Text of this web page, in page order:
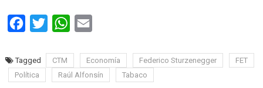
Facebook
Twitter WhatsApp
Tagged CTM Economía Federico Sturzenegger
FET
Política
Raúl Alfonsín Tabaco